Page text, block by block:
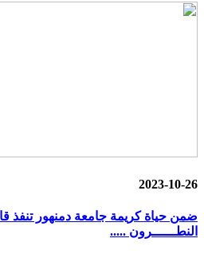
2023-10-26
ضمن حياة كريمة جامعة دمنهور تنفذ
النطــــــرون .....